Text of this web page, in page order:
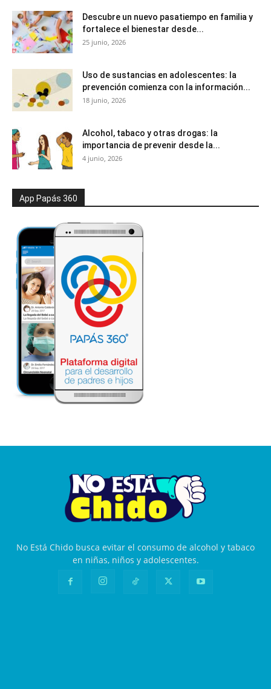
Descubre un nuevo pasatiempo en familia y
fortalece el bienestar desde...
25 junio, 2026
Uso de sustancias en adolescentes: la
prevención comienza con la información...
18 junio, 2026
Alcohol, tabaco y otras drogas: la
importancia de prevenir desde la...
4 junio, 2026
App Papás 360
No Está Chido busca evitar el consumo de alcohol y tabaco
en niñas, niños y adolescentes.